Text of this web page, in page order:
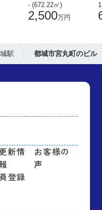
- (672.22㎡)
2,500万円
駅 都城市宮丸町のビル
新情
お客様の
声
登録